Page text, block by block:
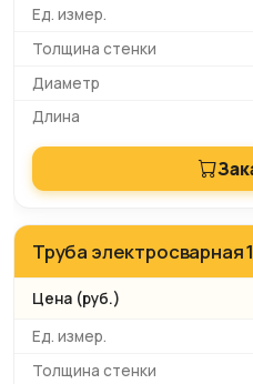
Труба электросварная